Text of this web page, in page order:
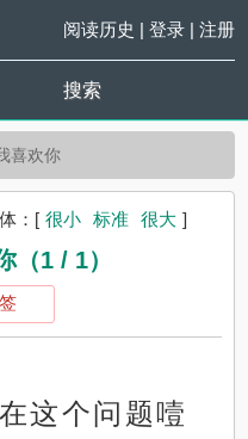
阅读历史 | 登录| 注册
搜索
喜欢你
： [ 很小 标准 很大 ]
（1 / 1）
这个问题噎